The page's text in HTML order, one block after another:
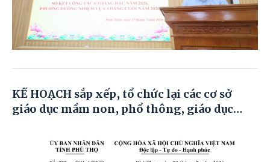
KẾ HOẠCH sắp xếp, tổ chức lại các cơ sở
giáo dục mầm non, phổ thông, giáo dục
trường chuyên biệt công lập trên địa bàn
tỉnh Phú Thọ.